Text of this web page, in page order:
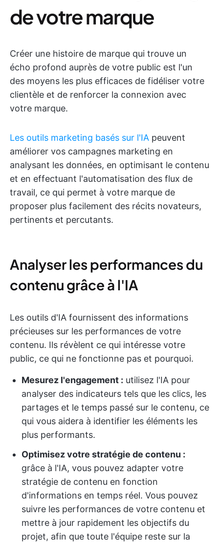
de votre marque
Créer une histoire de marque qui trouve un
écho profond auprès de votre public est l'un
des moyens les plus efficaces de fidéliser votre
clientèle et de renforcer la connexion avec
votre marque.
Les outils marketing basés sur l'IA peuvent
améliorer vos campagnes marketing en
analysant les données, en optimisant le contenu
et en effectuant l'automatisation des flux de
travail, ce qui permet à votre marque de
proposer plus facilement des récits novateurs,
pertinents et percutants.
Analyser les performances du
contenu grâce à l'IA
Les outils d'IA fournissent des informations
précieuses sur les performances de votre
contenu. Ils révèlent ce qui intéresse votre
public, ce qui ne fonctionne pas et pourquoi.
Mesurez l'engagement : utilisez l'IA pour
analyser des indicateurs tels que les clics, les
partages et le temps passé sur le contenu, ce
qui vous aidera à identifier les éléments les
plus performants.
Optimisez votre stratégie de contenu :
grâce à l'IA, vous pouvez adapter votre
stratégie de contenu en fonction
d'informations en temps réel. Vous pouvez
suivre les performances de votre contenu et
mettre à jour rapidement les objectifs du
projet, afin que toute l'équipe reste sur la